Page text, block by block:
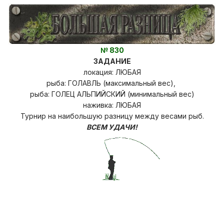
№ 830
ЗАДАНИЕ
локация: ЛЮБАЯ
рыба: ГОЛАВЛЬ (максимальный вес),
рыба: ГОЛЕЦ АЛЬПИЙСКИЙ (минимальный вес)
наживка: ЛЮБАЯ
Турнир на наибольшую разницу между весами рыб.
ВСЕМ УДАЧИ!